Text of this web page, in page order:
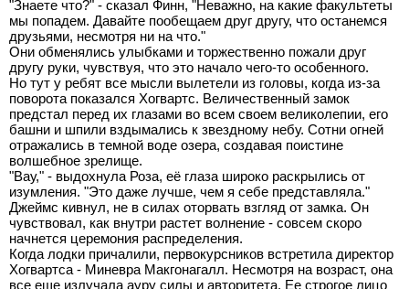
"Знаете что?" - сказал Финн, "Неважно, на какие факультеты
мы попадем. Давайте пообещаем друг другу, что останемся
друзьями, несмотря ни на что."
Они обменялись улыбками и торжественно пожали друг
другу руки, чувствуя, что это начало чего-то особенного.
Но тут у ребят все мысли вылетели из головы, когда из-за
поворота показался Хогвартс. Величественный замок
предстал перед их глазами во всем своем великолепии, его
башни и шпили вздымались к звездному небу. Сотни огней
отражались в темной воде озера, создавая поистине
волшебное зрелище.
"Вау," - выдохнула Роза, её глаза широко раскрылись от
изумления. "Это даже лучше, чем я себе представляла."
Джеймс кивнул, не в силах оторвать взгляд от замка. Он
чувствовал, как внутри растет волнение - совсем скоро
начнется церемония распределения.
Когда лодки причалили, первокурсников встретила директор
Хогвартса - Миневра Макгонагалл. Несмотря на возраст, она
все еще излучала ауру силы и авторитета. Ее строгое лицо